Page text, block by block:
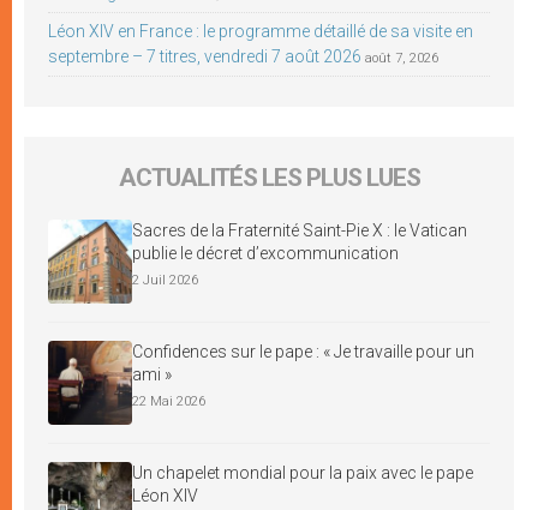
Léon XIV en France : le programme détaillé de sa visite en
septembre – 7 titres, vendredi 7 août 2026 août 7, 2026
ACTUALITÉS LES PLUS LUES
Sacres de la Fraternité Saint-Pie X : le Vatican
publie le décret d’excommunication
2 Juil 2026
Confidences sur le pape : « Je travaille pour un
ami »
22 Mai 2026
Un chapelet mondial pour la paix avec le pape
Léon XIV